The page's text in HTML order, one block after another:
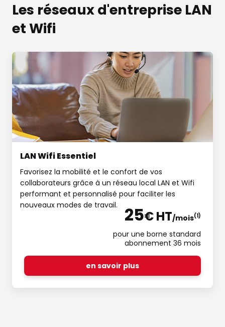
Les réseaux d'entreprise LAN
et Wifi
LAN Wifi Essentiel
Favorisez la mobilité et le confort de vos
collaborateurs grâce à un réseau local LAN et Wifi
performant et personnalisé pour faciliter les
nouveaux modes de travail.
25€ HT/mois(1)
pour une borne standard
abonnement 36 mois
en savoir plus